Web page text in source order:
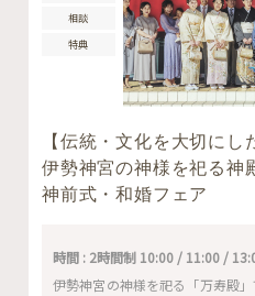
相談
特典
【伝統・文化を大切にし
伊勢神宮の神様を祀る神
神前式・和婚フェア
時間 : 2時間制 10:00 / 11:00 /
伊勢神宮の神様を祀る「万寿殿